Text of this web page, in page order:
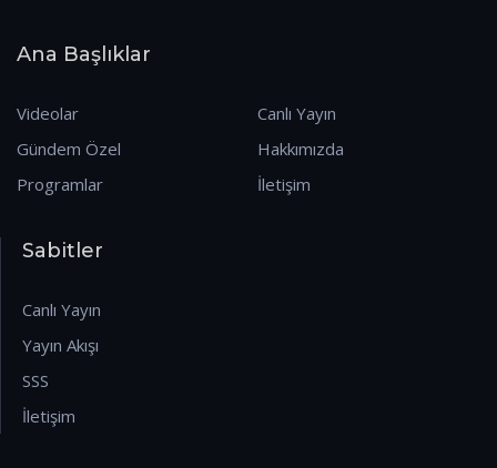
Ana Başlıklar
Videolar
Gündem Özel
Programlar
Canlı Yayın
Hakkımızda
İletişim
Sabitler
Canlı Yayın
Yayın Akışı
SSS
İletişim